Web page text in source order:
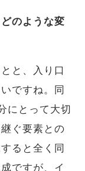
のような変
と、入り口
ですね。同
にとって大切
ぐ要素との
ると全く同
ですが、イ